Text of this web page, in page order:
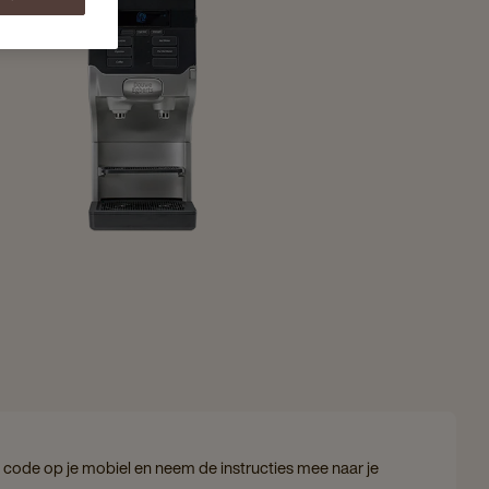
code op je mobiel en neem de instructies mee naar je